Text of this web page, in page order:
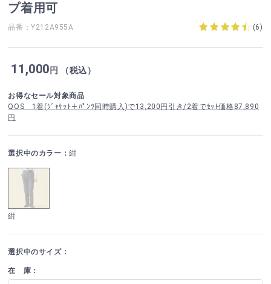
プ着用可
品番：Y212A955A (6)
11,000円 （税込）
お得なセール対象商品
QOS 1着(ｼﾞｬｹｯﾄ＋ﾊﾟﾝﾂ同時購入)で13,200円引き/2着でｾｯﾄ価格87,890
円
選択中のカラー：紺
紺
選択中のサイズ：
在 庫：